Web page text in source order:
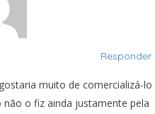
Responder
muito de comercializá-lo
o fiz ainda justamente pela